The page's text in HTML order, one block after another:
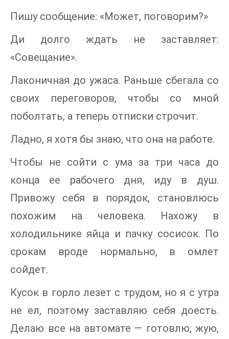
Пишу сообщение: «Может, поговорим?»
Ди долго ждать не заставляет:
«Совещание».
Лаконичная до ужаса. Раньше сбегала со
своих переговоров, чтобы со мной
поболтать, а теперь отписки строчит.
Ладно, я хотя бы знаю, что она на работе.
Чтобы не сойти с ума за три часа до
конца ее рабочего дня, иду в душ.
Привожу себя в порядок, становлюсь
похожим на человека. Нахожу в
холодильнике яйца и пачку сосисок. По
срокам вроде нормально, в омлет
сойдет.
Кусок в горло лезет с трудом, но я с утра
не ел, поэтому заставляю себя доесть.
Делаю все на автомате — готовлю, жую,